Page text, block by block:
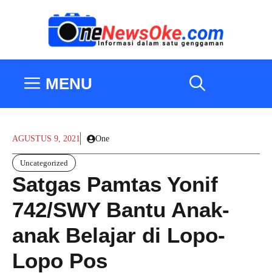
MENU
AGUSTUS 9, 2021 One
Uncategorized
Satgas Pamtas Yonif
742/SWY Bantu Anak-
anak Belajar di Lopo-
Lopo Pos